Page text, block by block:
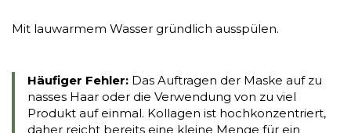
Mit lauwarmem Wasser gründlich ausspülen.
Häufiger Fehler: Das Auftragen der Maske auf zu
nasses Haar oder die Verwendung von zu viel
Produkt auf einmal. Kollagen ist hochkonzentriert,
daher reicht bereits eine kleine Menge für ein